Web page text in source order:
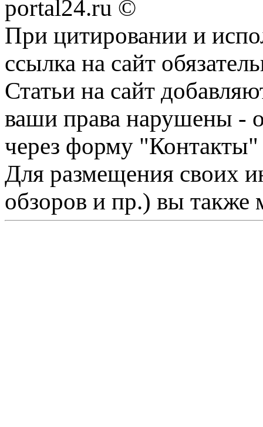
portal24.ru ©
При цитировании и
ссылка на сайт
Статьи на сайт
ваши права нарушены -
через форму "Контакты"
Для размещения своих
обзоров и пр.) вы также